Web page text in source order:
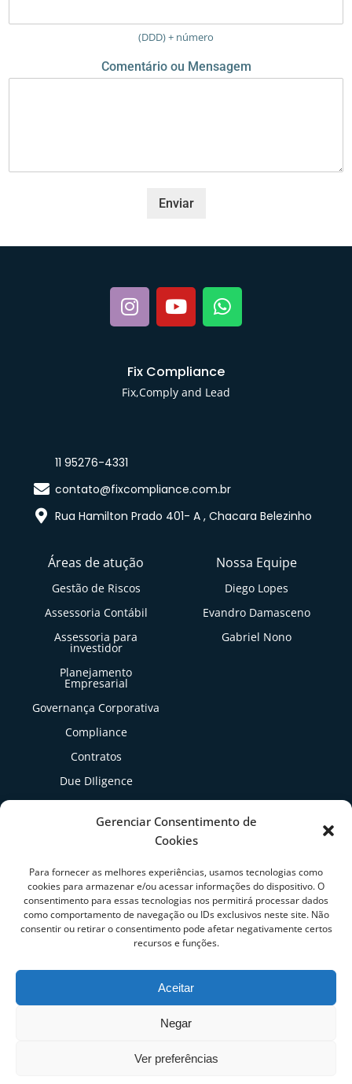
Gerenciar Consentimento de
Cookies
Para fornecer as melhores experiências, usamos tecnologias como
cookies para armazenar e/ou acessar informações do dispositivo. O
consentimento para essas tecnologias nos permitirá processar dados
como comportamento de navegação ou IDs exclusivos neste site. Não
consentir ou retirar o consentimento pode afetar negativamente certos
recursos e funções.
Aceitar
Negar
Ver preferências
e
C
m
(DDD) + número
Comentário ou Mensagem
Enviar
Fix Compliance
Fix,Comply and Lead
11 95276-4331
contato@fixcompliance.com.br
Rua Hamilton Prado 401- A , Chacara Belezinho
Áreas de atução
Gestão de Riscos
Assessoria Contábil
Assessoria para
investidor
Planejamento
Empresarial
Governança Corporativa
Compliance
Contratos
Due DIligence
Gestão Tributária
Nossa Equipe
Diego Lopes
Evandro Damasceno
Gabriel Nono
Artigos